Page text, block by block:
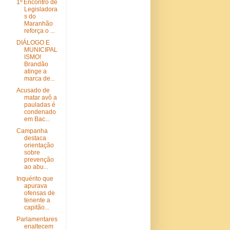
1º Encontro de
Legisladora
s do
Maranhão
reforça o ...
DIÁLOGO E
MUNICIPAL
ISMO!
Brandão
atinge a
marca de...
Acusado de
matar avô a
pauladas é
condenado
em Bac...
Campanha
destaca
orientação
sobre
prevenção
ao abu...
Inquérito que
apurava
ofensas de
tenente a
capitão...
Parlamentares
enaltecem